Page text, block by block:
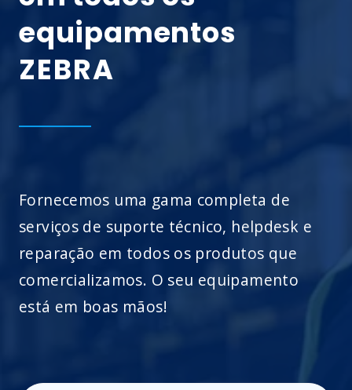
equipamentos
ZEBRA
Fornecemos uma gama completa de
serviços de suporte técnico, helpdesk e
reparação em todos os produtos que
comercializamos. O seu equipamento
está em boas mãos!